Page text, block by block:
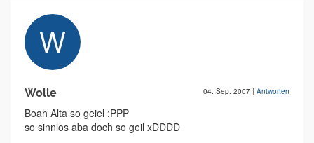
Wolle 04. Sep. 2007 | Antworten
Boah Alta so geiel ;PPP
so sinnlos aba doch so geil xDDDD